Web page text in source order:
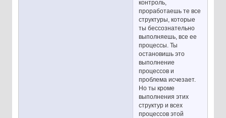
контроль,
проработаешь те все
структуры, которые
ты бессознательно
выполняешь, все ее
процессы. Ты
остановишь это
выполнение
процессов и
проблема исчезает.
Но ты кроме
выполнения этих
структур и всех
процессов этой